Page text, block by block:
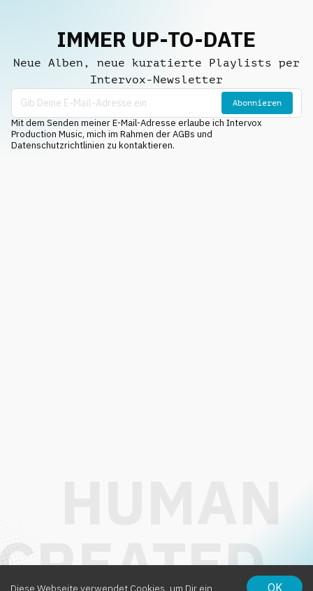
IMMER UP-TO-DATE
Neue Alben, neue kuratierte Playlists per
Intervox-Newsletter
Abonnieren
Mit dem Senden meiner E-Mail-Adresse erlaube ich Intervox
Production Music, mich im Rahmen der AGBs und
Datenschutzrichtlinien zu kontaktieren.
Diese Webseite verwendet Cookies, um Dir ein
OK